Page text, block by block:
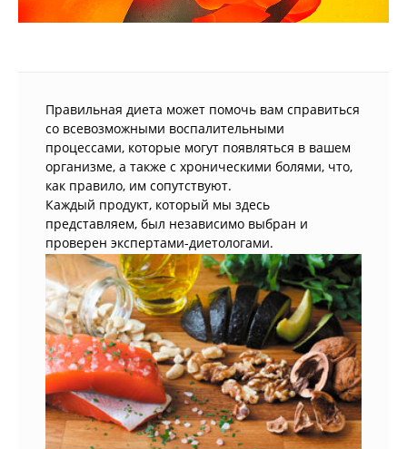
Правильная диета может помочь вам справиться
со всевозможными воспалительными
процессами, которые могут появляться в вашем
организме, а также с хроническими болями, что,
как правило, им сопутствуют.
Каждый продукт, который мы здесь
представляем, был независимо выбран и
проверен экспертами-диетологами.